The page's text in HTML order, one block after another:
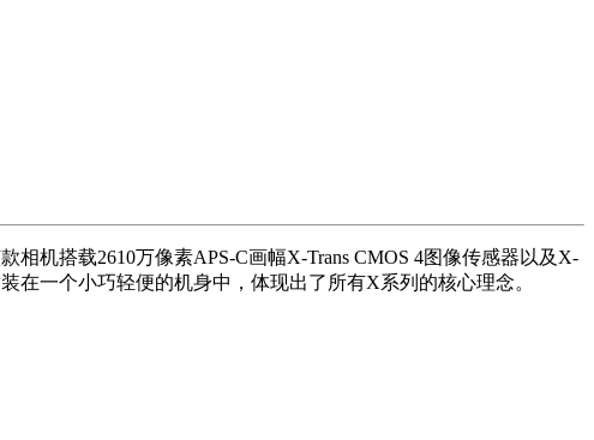
机搭载2610万像素APS-C画幅X-Trans CMOS 4图像传感器以及X-
在一个小巧轻便的机身中，体现出了所有X系列的核心理念。